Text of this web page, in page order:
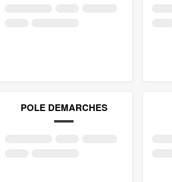
POLE DEMARCHES